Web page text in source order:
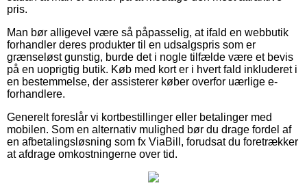
pris.
Man bør alligevel være så påpasselig, at ifald en webbutik
forhandler deres produkter til en udsalgspris som er
grænseløst gunstig, burde det i nogle tilfælde være et bevis
på en uoprigtig butik. Køb med kort er i hvert fald inkluderet i
en bestemmelse, der assisterer køber overfor uærlige e-
forhandlere.
Generelt foreslår vi kortbestillinger eller betalinger med
mobilen. Som en alternativ mulighed bør du drage fordel af
en afbetalingsløsning som fx ViaBill, forudsat du foretrækker
at afdrage omkostningerne over tid.